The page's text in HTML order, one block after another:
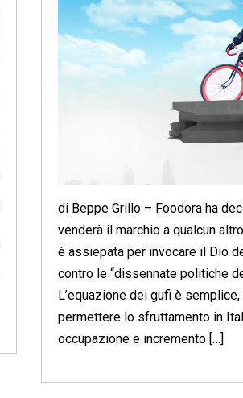
di Beppe Grillo – Foodora ha
venderà il marchio a qualcun
è assiepata per invocare il Dio
contro le “dissennate politiche
L’equazione dei gufi è
permettere lo sfruttamento in
occupazione e incremento […]